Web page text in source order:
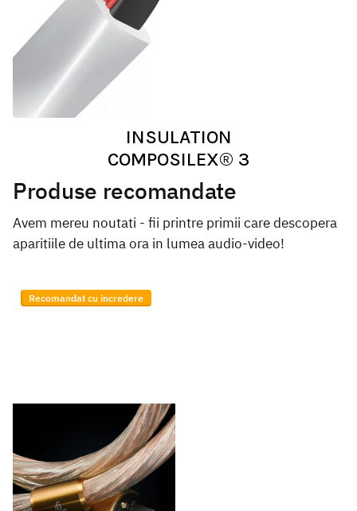
INSULATION
COMPOSILEX® 3
Produse recomandate
Avem mereu noutati - fii printre primii care descopera
aparitiile de ultima ora in lumea audio-video!
Recomandat cu incredere